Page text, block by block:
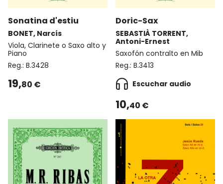
Sonatina d'estiu
BONET, Narcís
Viola, Clarinete o Saxo alto y
Piano
Reg.: B.3428
19,80 €
Doric-Sax
SEBASTIÀ TORRENT,
Antoni-Ernest
Saxofón contralto en Mib
Reg.: B.3413
Escuchar audio
10,40 €